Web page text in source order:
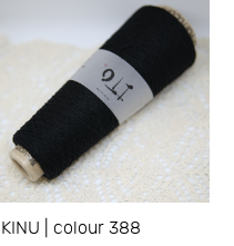
KINU | colour 388